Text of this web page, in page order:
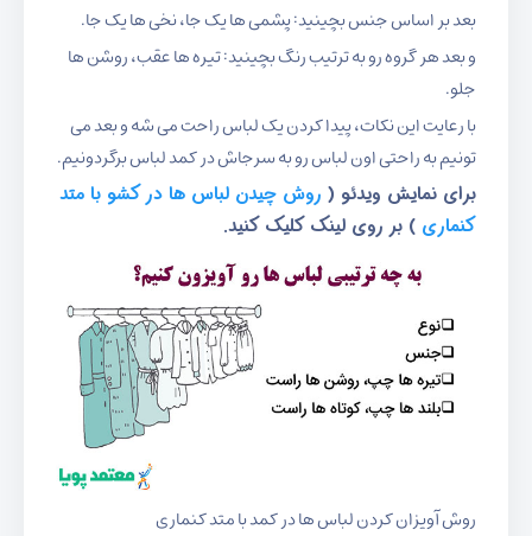
بعد بر اساس جنس بچینید: پشمی ها یک جا، نخی ها یک جا.
و بعد هر گروه رو به ترتیب رنگ بچینید: تیره ها عقب، روشن ها
جلو.
با رعایت این نکات، پیدا کردن یک لباس راحت می شه و بعد می
تونیم به راحتی اون لباس رو به سرجاش در کمد لباس برگردونیم.
برای نمایش ویدئو ( روش چیدن لباس ها در کشو با متد
کنماری ) بر روی لینک کلیک کنید.
روش آویزان کردن لباس ها در کمد با متد کنماری